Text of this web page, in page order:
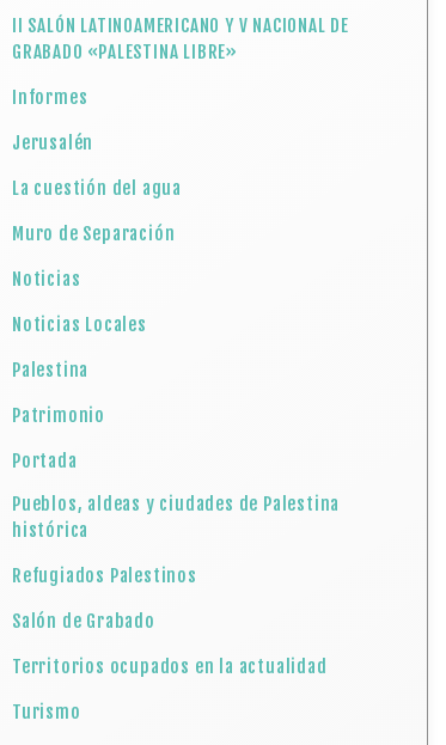
II SALÓN LATINOAMERICANO Y V NACIONAL DE
GRABADO «PALESTINA LIBRE»
Informes
Jerusalén
La cuestión del agua
Muro de Separación
Noticias
Noticias Locales
Palestina
Patrimonio
Portada
Pueblos, aldeas y ciudades de Palestina
histórica
Refugiados Palestinos
Salón de Grabado
Territorios ocupados en la actualidad
Turismo